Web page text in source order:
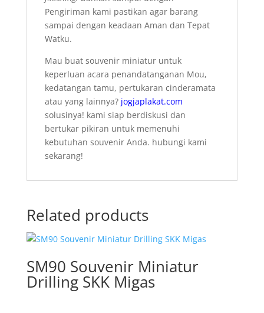
Pengiriman kami pastikan agar barang
sampai dengan keadaan Aman dan Tepat
Watku.
Mau buat souvenir miniatur untuk
keperluan acara penandatanganan Mou,
kedatangan tamu, pertukaran cinderamata
atau yang lainnya? jogjaplakat.com
solusinya! kami siap berdiskusi dan
bertukar pikiran untuk memenuhi
kebutuhan souvenir Anda. hubungi kami
sekarang!
Related products
SM90 Souvenir Miniatur
Drilling SKK Migas